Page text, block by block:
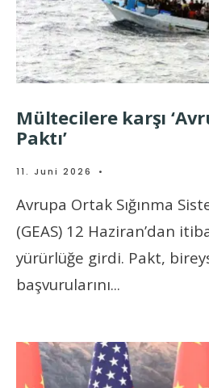
Mültecilere karşı
Paktı’
11. Juni 2026 •
Avrupa Ortak Sığınma
(GEAS) 12 Haziran’dan
yürürlüğe girdi. Pakt,
başvurularını...